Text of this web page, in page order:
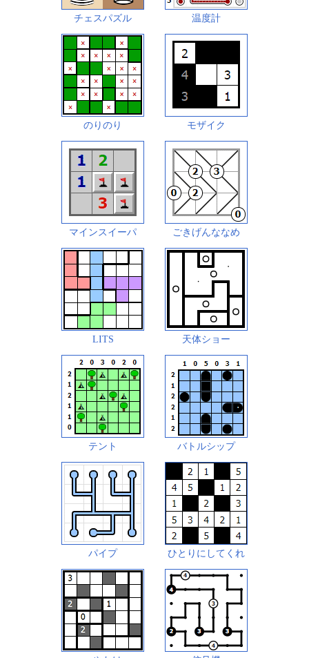
チェスパズル 温度計
のりのり モザイク
マインスイーパ ごきげんななめ
LITS 天体ショー
テント バトルシップ
パイプ ひとりにしてくれ